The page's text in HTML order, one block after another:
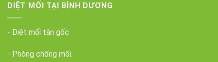
DIỆT MỐI TẠI BÌNH DƯƠNG
- Diệt mối tận gốc
- Phòng chống mối.